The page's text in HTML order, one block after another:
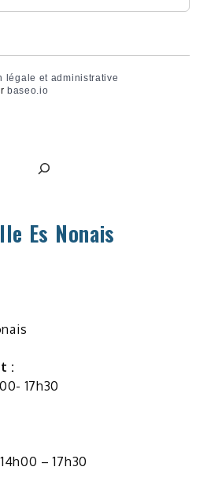
légale et administrative
baseo.io
Es Nonais
:
17h30
– 17h30